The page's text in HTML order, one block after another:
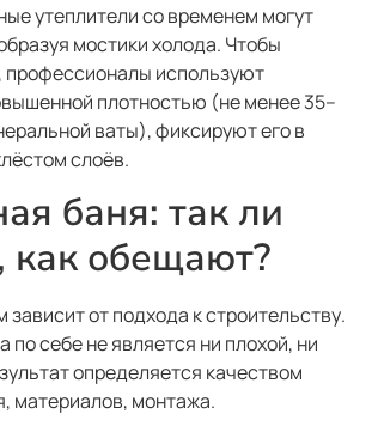
утеплители со временем могут
мостики холода. Чтобы
профессионалы используют
плотностью (не менее 35–
ваты), фиксируют его в
слоёв.
баня: так ли
как обещают?
зависит от подхода к строительству.
по себе не является ни плохой, ни
определяется качеством
материалов, монтажа.